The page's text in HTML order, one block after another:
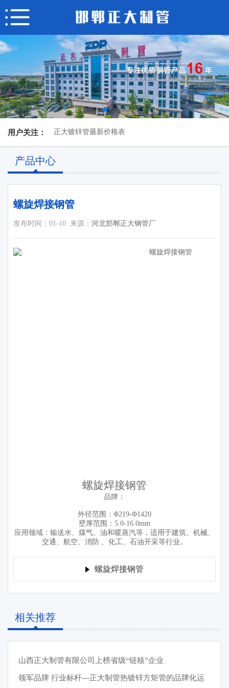
用户关注： 正大镀锌管最新价格表
产品中心
螺旋焊接钢管
发布时间：01-10 来源： 河北邯郸正大钢管厂
螺旋焊接钢管
品牌：
外径范围：Φ219-Φ1420
壁厚范围：5.0-16.0mm
应用领域：输送水、煤气、油和暖蒸汽等，适用于建筑、机械、
交通、航空、消防 、化工、石油开采等行业。
螺旋焊接钢管
相关推荐
山西正大制管有限公司上榜省级“链核”企业
领军品牌 行业标杆---正大制管热镀锌方矩管的品牌化运